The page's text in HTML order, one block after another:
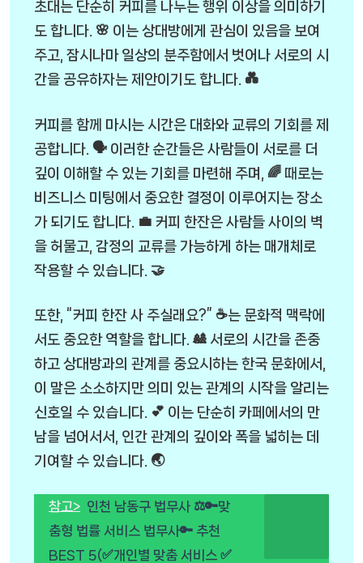
초대는 단순히 커피를 나누는 행위 이상을 의미하기
도 합니다. 🌸 이는 상대방에게 관심이 있음을 보여
주고, 잠시나마 일상의 분주함에서 벗어나 서로의 시
간을 공유하자는 제안이기도 합니다. 💑
커피를 함께 마시는 시간은 대화와 교류의 기회를 제
공합니다. 🗣️ 이러한 순간들은 사람들이 서로를 더
깊이 이해할 수 있는 기회를 마련해 주며, 🌈 때로는
비즈니스 미팅에서 중요한 결정이 이루어지는 장소
가 되기도 합니다. 💼 커피 한잔은 사람들 사이의 벽
을 허물고, 감정의 교류를 가능하게 하는 매개체로
작용할 수 있습니다. 🤝
또한, “커피 한잔 사 주실래요?” ☕는 문화적 맥락에
서도 중요한 역할을 합니다. 🎎 서로의 시간을 존중
하고 상대방과의 관계를 중요시하는 한국 문화에서,
이 말은 소소하지만 의미 있는 관계의 시작을 알리는
신호일 수 있습니다. 💕 이는 단순히 카페에서의 만
남을 넘어서서, 인간 관계의 깊이와 폭을 넓히는 데
기여할 수 있습니다. 🌏
참고> 인천 남동구 법무사 ⚖️🔑맞
춤형 법률 서비스 법무사🔑 추천
BEST 5(✅개인별 맞춤 서비스 ✅